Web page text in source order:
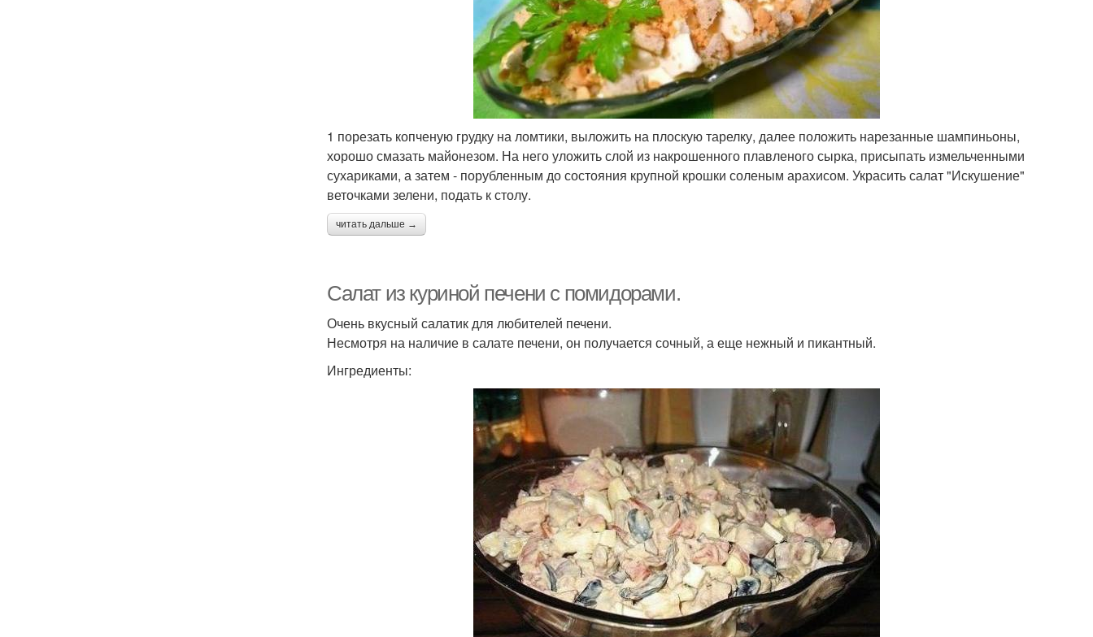
1 порезать копченую грудку на ломтики, выложить на плоскую тарелку, далее положить нарезанные шампиньоны,
хорошо смазать майонезом. На него уложить слой из накрошенного плавленого сырка, присыпать измельченными
сухариками, а затем - порубленным до состояния крупной крошки соленым арахисом. Украсить салат "Искушение"
веточками зелени, подать к столу.
читать дальше →
Салат из куриной печени с помидорами.
Очень вкусный салатик для любителей печени.
Несмотря на наличие в салате печени, он получается сочный, а еще нежный и пикантный.
Ингредиенты: